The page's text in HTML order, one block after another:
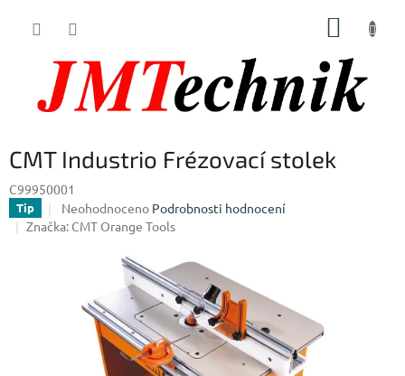
CMT Industrio Frézovací stolek
C99950001
Tip
Průměrné
hodnocení
hvězdiček.
Neohodnoceno Podrobnosti hodnocení
Značka: CMT Orange Tools